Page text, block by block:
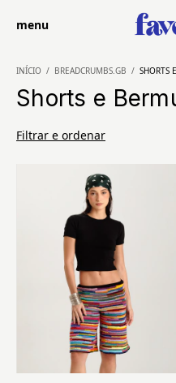
menu
INÍCIO / BREADCRUMBS.GB / SHORTS
Shorts e
Filtrar e ordenar